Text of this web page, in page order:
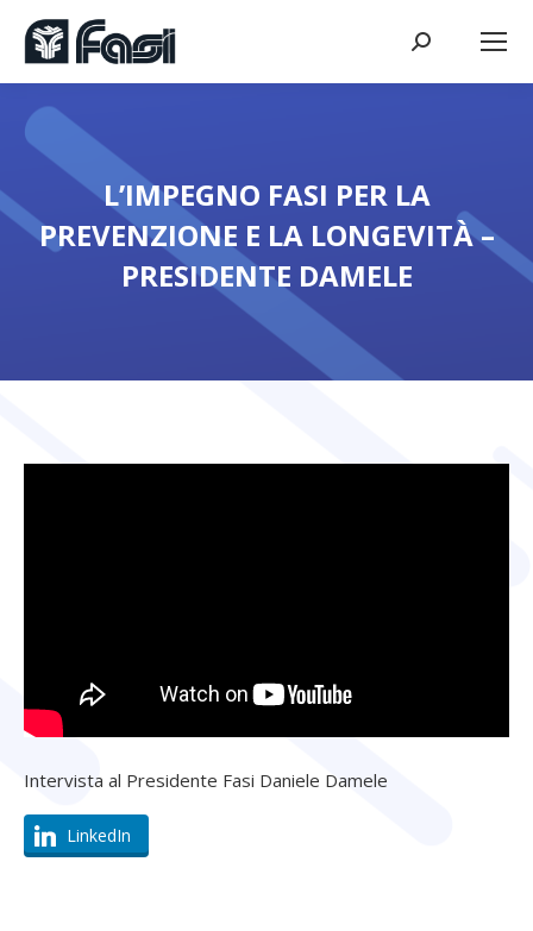
L’IMPEGNO FASI PER LA
PREVENZIONE E LA LONGEVITÀ –
PRESIDENTE DAMELE
Tu sei qui:
Intervista al Presidente Fasi Daniele Damele
LinkedIn